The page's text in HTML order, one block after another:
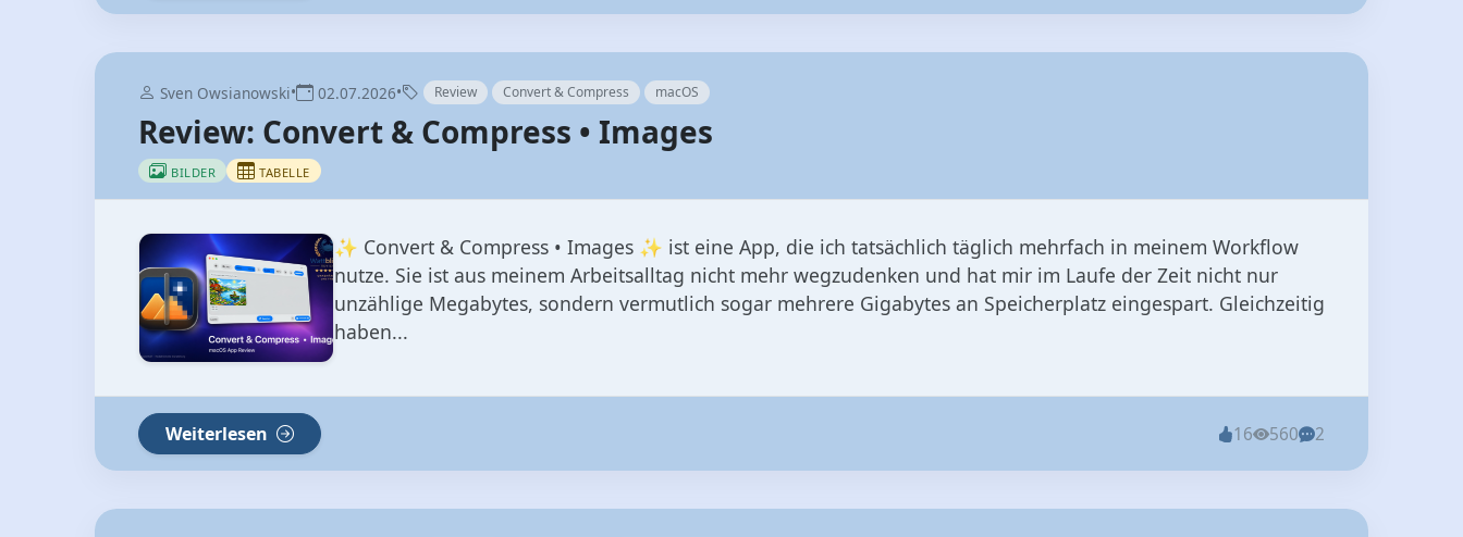
Sven Owsianowski• 02.07.2026• Review Convert & Compress macOS
Review: Convert & Compress • Images
BILDER TABELLE
✨ Convert & Compress • Images ✨ ist eine App, die ich tatsächlich täglich mehrfach in meinem Workflow
nutze. Sie ist aus meinem Arbeitsalltag nicht mehr wegzudenken und hat mir im Laufe der Zeit nicht nur
unzählige Megabytes, sondern vermutlich sogar mehrere Gigabytes an Speicherplatz eingespart. Gleichzeitig
haben...
Weiterlesen 16 560 2